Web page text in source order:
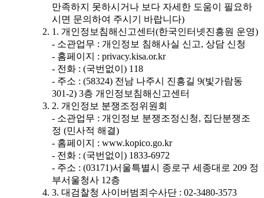
만족하지 못하시거나 보다 자세한 도움이 필요하
시면 문의하여 주시기 바랍니다)
1. 개인정보침해신고센터(한국인터넷진흥원 운영)
- 소관업무 : 개인정보 침해사실 신고, 상담 신청
- 홈페이지 : privacy.kisa.or.kr
- 전화 : (국번없이) 118
- 주소 : (58324) 전남 나주시 진흥길 9(빛가람동
301-2) 3층 개인정보침해신고센터
2. 개인정보 분쟁조정위원회
- 소관업무 : 개인정보 분쟁조정신청, 집단분쟁조
정 (민사적 해결)
- 홈페이지 : www.kopico.go.kr
- 전화 : (국번없이) 1833-6972
- 주소 : (03171)서울특별시 종로구 세종대로 209 정
부서울청사 12층
3. 대검찰청 사이버범죄수사단 : 02-3480-3573